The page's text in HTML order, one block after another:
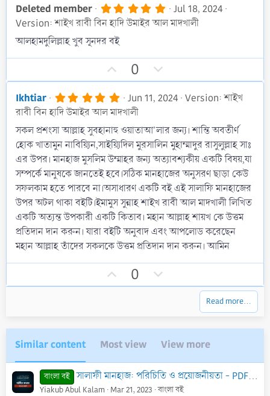
Deleted member 5
.
0
t
(
s
)
Jul 18, 2024
Version: শাইখ রাবী বিন হাদি উমাইর আল মাদখালী
আলহামদুলিল্লাহ খুব সূনদর বই
p
v
o
t
e
0
o
w
v
o
t
e
Ikhtiar 5
.
0
0
s
t
a
r
(
s
)
Jun 11, 2024 Version: শাইখ
রাবী বিন হাদি উমাইর আল মাদখালী
সকল প্রশংসা আল্লাহ সুবহানাহু ওয়াতাআ'লার জন্য। শান্তি অবতীর্ণ
হোক খাতামুন নাবিয়্যিন,সাইয়্যিদিল মুরসালিন মুহাম্মাদুর রাসুলুল্লাহ সাঃ
এর উপর। মানহাজ মুসলিম উম্মাহর জন্য অত্যাবশ্যকীয় একটি বিষয়,যা
সম্পর্কে মানুষকে জানতেই হবে।সঠিক মানহাজের অনুসরণ ছাড়া কেউ
সফলকাম হতে পারবে না।অসাধারণ একটি বই এই সালাফি মানহাজের
উপর অটল থাকা বইটি।ইমামুস সুন্নাহ শাইখ রাবী আল মাদখালী লিখিত
একটি অত্যন্ত উপকারী একটি কিতাব। মহান আল্লাহ শায়খ কে উত্তম
প্রতিদান দান করুন। যারা বইটি অনুবাদ এবং আপলোড করেছেন
মহান আল্লাহ তাঁদের সকলকে উত্তম প্রতিদান দান করুন। আমিন
p
t
e
0
o
v
o
t
e
Read more…
Similar content Most view View more
বাংলা বই সালাফী মানহাজ: পরিচিতি ও প্রয়োজনীয়তা - PDF
Yiakub Abul Kalam Mar 21, 2023 বাংলা বই